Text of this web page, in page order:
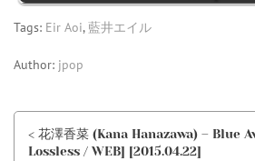
Tags: Eir Aoi,藍井エイル
Author: jpop
< 花澤香菜 (Kana Hanazawa) – Blue
Lossless / WEB] [2015.04.22]